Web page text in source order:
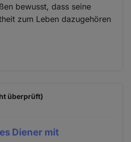
bewusst, dass seine
zum Leben dazugehören
überprüft)
Diener mit